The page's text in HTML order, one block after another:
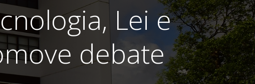
Lei e
debate